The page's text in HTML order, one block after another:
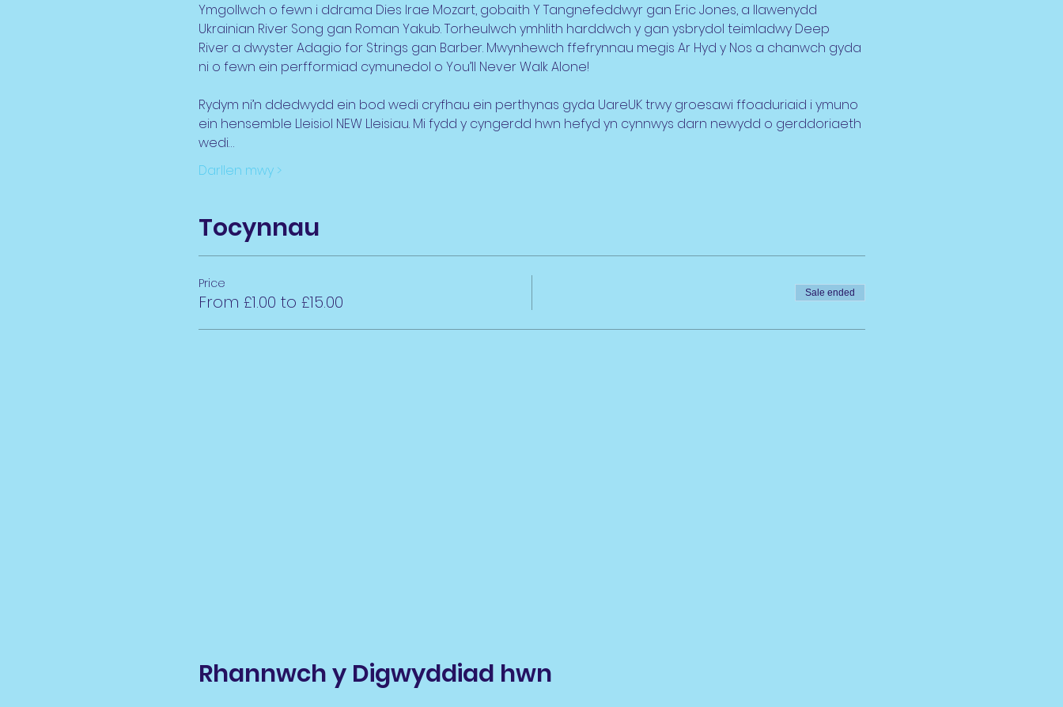
Ymgollwch o fewn i ddrama Dies Irae Mozart, gobaith Y Tangnefeddwyr gan Eric Jones, a llawenydd
Ukrainian River Song gan Roman Yakub. Torheulwch ymhlith harddwch y gan ysbrydol teimladwy Deep
River a dwyster Adagio for Strings gan Barber. Mwynhewch ffefrynnau megis Ar Hyd y Nos a chanwch gyda
ni o fewn ein perfformiad cymunedol o You’ll Never Walk Alone!
Rydym ni’n ddedwydd ein bod wedi cryfhau ein perthynas gyda UareUK trwy groesawi ffoaduriaid i ymuno
ein hensemble Lleisiol NEW Lleisiau. Mi fydd y cyngerdd hwn hefyd yn cynnwys darn newydd o gerddoriaeth
wedi…
Darllen mwy >
Tocynnau
Price
From £1.00 to £15.00 Sale ended
Rhannwch y Digwyddiad hwn